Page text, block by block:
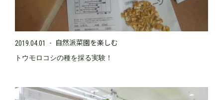
2019.04.01 自然派菜園を楽しむ
トウモロコシの種を採る実験！